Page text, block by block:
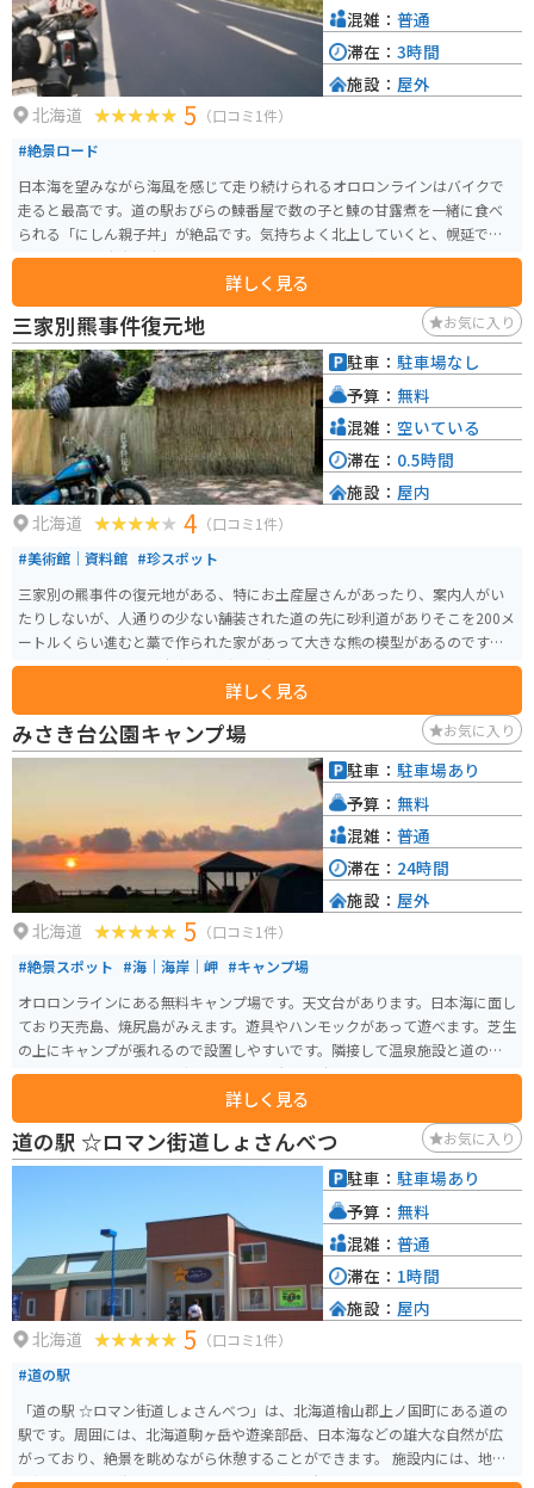
北海道 5 （口コミ1件）
#絶景ロード
日本海を望みながら海風を感じて走り続けられるオロロンラインはバイクで
走ると最高です。道の駅おびらの鰊番屋で数の子と鰊の甘露煮を一緒に食べ
られる「にしん親子丼」が絶品です。気持ちよく北上していくと、幌延では
風車があって広大な大地を感じる風景があったりと撮影スポットが目白押し
詳しく見る
混雑： 普通
滞在： 3時間
施設： 屋外
三家別羆事件復元地 お気に入り
北海道 4 （口コミ1件）
#美術館｜資料館 #珍スポット
三家別の羆事件の復元地がある、特にお土産屋さんがあったり、案内人がい
たりしないが、人通りの少ない舗装された道の先に砂利道がありそこを200メ
ートルくらい進むと藁で作られた家があって大きな熊の模型があるのですぐ
にわかる。行く道中、本当にヒグマが出るのではないかとドキドキしながら
行くので夜や朝方は行かない方がいい。藁の家の中には資料やスタンプメッ
セージを綴るノートが置いてあります。
詳しく見る
駐車： 駐車場なし
予算： 無料
混雑： 空いている
滞在： 0.5時間
施設： 屋内
みさき台公園キャンプ場 お気に入り
北海道 5 （口コミ1件）
#絶景スポット #海｜海岸｜岬 #キャンプ場
オロロンラインにある無料キャンプ場です。天文台があります。日本海に面し
ており天売島、焼尻島がみえます。遊具やハンモックがあって遊べます。芝生
の上にキャンプが張れるので設置しやすいです。隣接して温泉施設と道の駅
があります。キャンピングカーも入れる大きな駐車場とコテージもあります。
道の駅☆ロマン街道しょさんべつが併設されているので、休憩やちょっとし
た買い出しなら可能です。
詳しく見る
駐車： 駐車場あり
予算： 無料
混雑： 普通
滞在： 24時間
施設： 屋外
道の駅 ☆ロマン街道しょさんべつ お気に入り
北海道 5 （口コミ1件）
#道の駅
「道の駅 ☆ロマン街道しょさんべつ」は、北海道檜山郡上ノ国町にある道の
駅です。周囲には、北海道駒ヶ岳や遊楽部岳、日本海などの雄大な自然が広
がっており、絶景を眺めながら休憩することができます。 施設内には、地元
の新鮮な野菜や海産物を販売する農産物直売所や、上ノ国町産の蕎麦粉を使
駐車： 駐車場あり
予算： 無料
混雑： 普通
滞在： 1時間
施設： 屋内